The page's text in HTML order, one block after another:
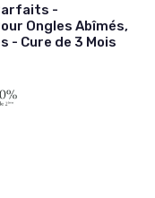
-
Ongles Abîmés,
- Cure de 3 Mois